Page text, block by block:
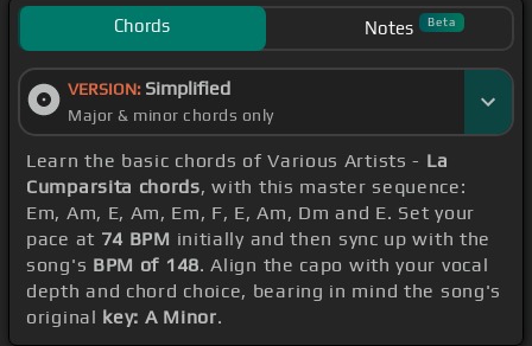
Chords Notes Beta
VERSION: Simplified
Major & minor chords only
Learn the basic chords of Various Artists - La
Cumparsita chords, with this master sequence:
Em, Am, E, Am, Em, F, E, Am, Dm and E. Set your
pace at 74 BPM initially and then sync up with the
song's BPM of 148. Align the capo with your vocal
depth and chord choice, bearing in mind the song's
original key: A Minor.